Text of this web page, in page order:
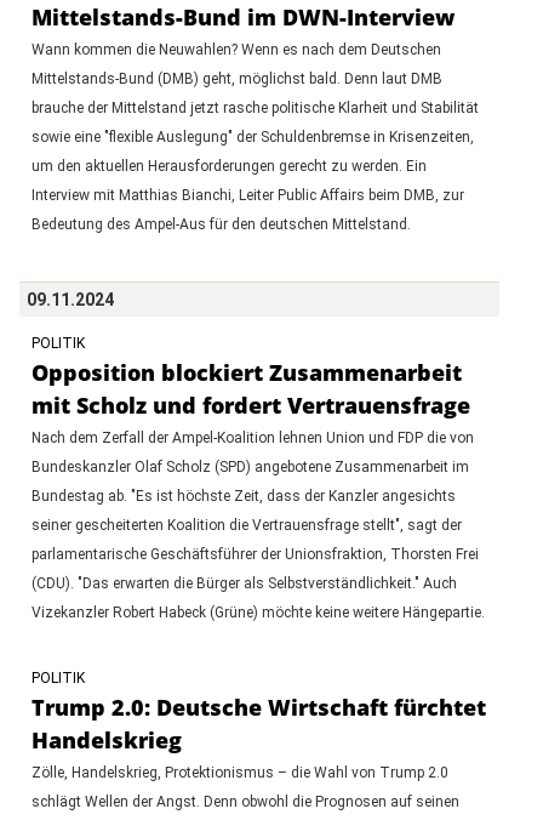
Mittelstands-Bund im DWN-Interview
Wann kommen die Neuwahlen? Wenn es nach dem Deutschen
Mittelstands-Bund (DMB) geht, möglichst bald. Denn laut DMB
brauche der Mittelstand jetzt rasche politische Klarheit und Stabilität
sowie eine "flexible Auslegung" der Schuldenbremse in Krisenzeiten,
um den aktuellen Herausforderungen gerecht zu werden. Ein
Interview mit Matthias Bianchi, Leiter Public Affairs beim DMB, zur
Bedeutung des Ampel-Aus für den deutschen Mittelstand.
09.11.2024
POLITIK
Opposition blockiert Zusammenarbeit
mit Scholz und fordert Vertrauensfrage
Nach dem Zerfall der Ampel-Koalition lehnen Union und FDP die von
Bundeskanzler Olaf Scholz (SPD) angebotene Zusammenarbeit im
Bundestag ab. "Es ist höchste Zeit, dass der Kanzler angesichts
seiner gescheiterten Koalition die Vertrauensfrage stellt", sagt der
parlamentarische Geschäftsführer der Unionsfraktion, Thorsten Frei
(CDU). "Das erwarten die Bürger als Selbstverständlichkeit." Auch
Vizekanzler Robert Habeck (Grüne) möchte keine weitere Hängepartie.
POLITIK
Trump 2.0: Deutsche Wirtschaft fürchtet
Handelskrieg
Zölle, Handelskrieg, Protektionismus – die Wahl von Trump 2.0
schlägt Wellen der Angst. Denn obwohl die Prognosen auf seinen